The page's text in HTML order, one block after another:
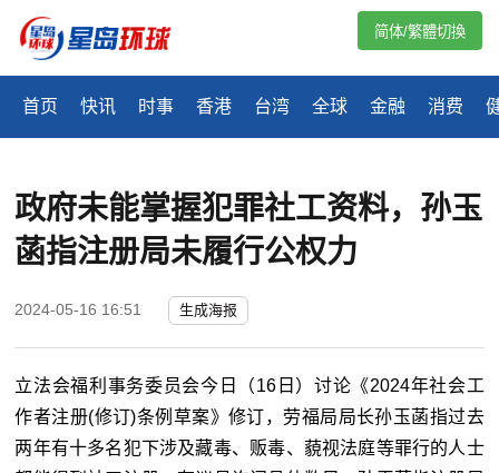
首页 快讯 时事 香港 台湾 全球 金融 消费
简体/繁體切換
政府未能掌握犯罪社工资料，孙玉
菡指注册局未履行公权力
2024-05-16 16:51 生成海报
立法会福利事务委员会今日（16日）讨论《2024年社会工
作者注册(修订)条例草案》修订，劳福局局长孙玉菡指过去
两年有十多名犯下涉及藏毒、贩毒、藐视法庭等罪行的人士